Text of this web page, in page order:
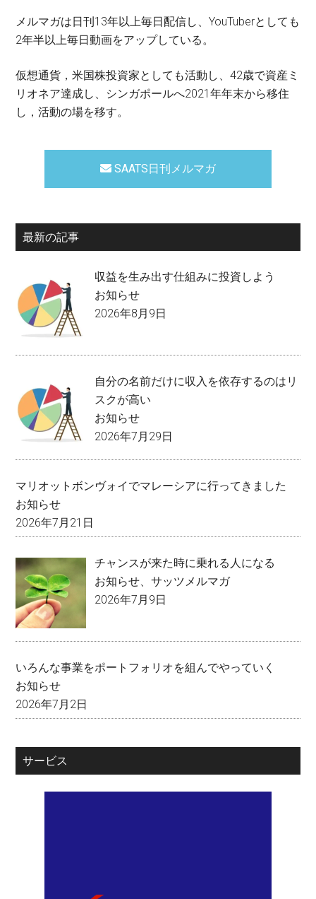
メルマガは日刊13年以上毎日配信し、YouTuberとしても
2年半以上毎日動画をアップしている。
仮想通貨，米国株投資家としても活動し、42歳で資産ミ
リオネア達成し、シンガポールへ2021年年末から移住
し，活動の場を移す。
SAATS日刊メルマガ
最新の記事
収益を生み出す仕組みに投資しよう
お知らせ
2026年8月9日
自分の名前だけに収入を依存するのはリ
スクが高い
お知らせ
2026年7月29日
マリオットボンヴォイでマレーシアに行ってきました
お知らせ
2026年7月21日
チャンスが来た時に乗れる人になる
お知らせ 、サッツメルマガ
2026年7月9日
いろんな事業をポートフォリオを組んでやっていく
お知らせ
2026年7月2日
サービス